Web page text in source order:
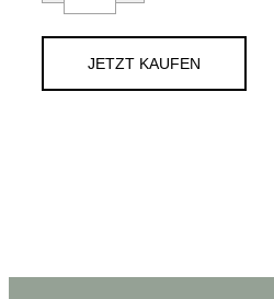
JETZT KAUFEN